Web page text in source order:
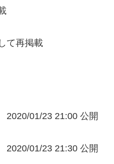
て再掲載
2020/01/23 21:00 公開
2020/01/23 21:30 公開